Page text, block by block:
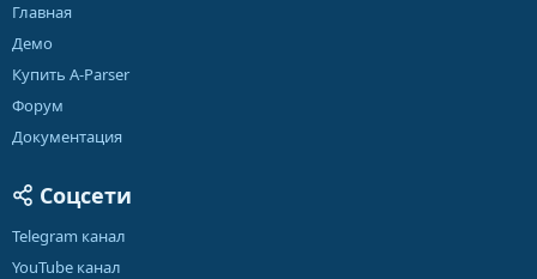
Главная
Демо
Купить A-Parser
Форум
Документация
Соцсети
Telegram канал
YouTube канал